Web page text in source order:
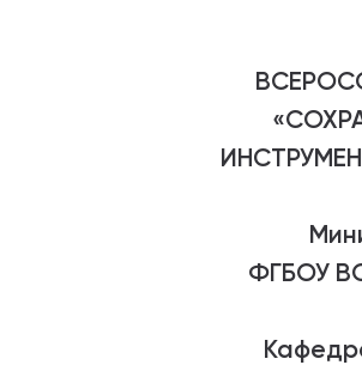
Платные образовательные услуги
ФГБОУ